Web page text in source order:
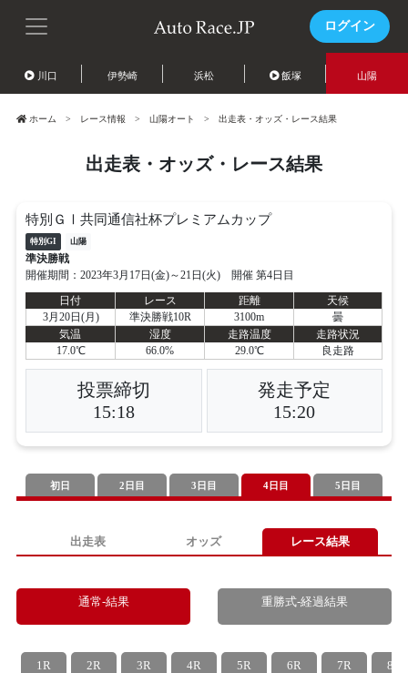
ログイン
川口 伊勢崎 浜松 飯塚 山陽
ホーム レース情報 山陽オート 出走表・オッズ・レース結果
出走表・オッズ・レース結果
特別ＧⅠ共同通信社杯プレミアムカップ
特別GI 山陽
準決勝戦
開催期間：2023年3月17日(金)～21日(火) 開催 第4日目
日付
レース 距離
天候
3月20日(月)
準決勝戦10R 3100m
曇
気温
湿度 走路温度
走路状況
17.0℃
66.0% 29.0℃ 良走路
投票締切
15:18
発走予定
15:20
初日 2日目 3日目 4日目 5日目
出走表 オッズ レース結果
通常-結果 重勝式-経過結果
1R 2R 3R 4R 5R 6R 7R 8R